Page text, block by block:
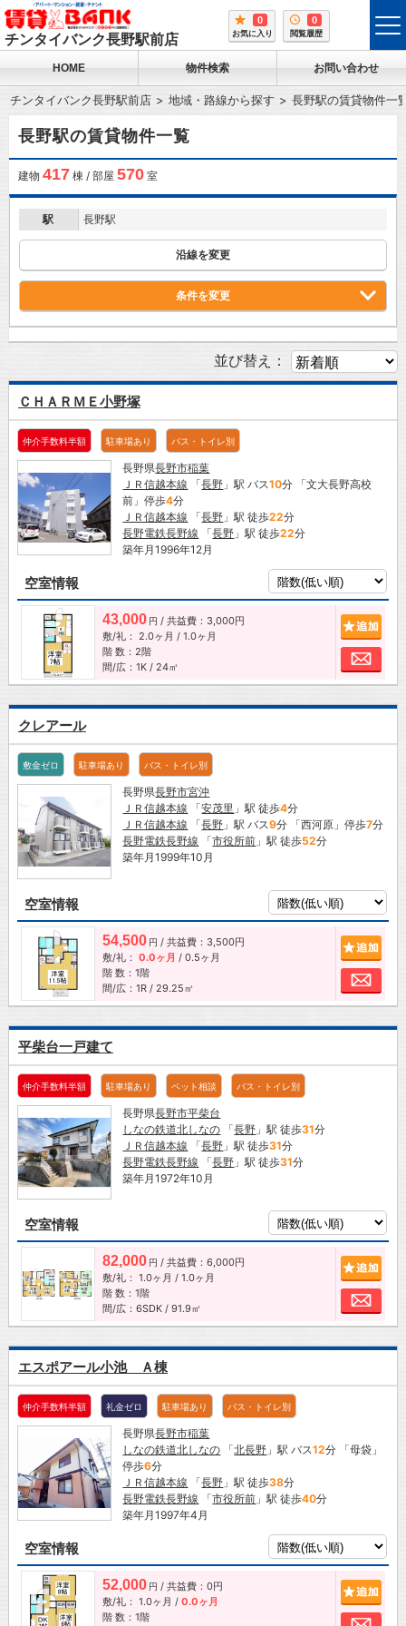
チンタイバンク長野駅前店
0
お気に入り
0
閲覧履歴
HOME 物件検索 お問い合わせ
チンタイバンク長野駅前店 地域・路線から探す 長野駅の賃貸物件一
長野駅の賃貸物件一覧
建物 417 棟 / 部屋 570室
駅 長野駅
沿線を変更
条件を変更
並び替え：
ＣＨＡＲＭＥ小野塚
仲介手数料半額 駐車場あり バス・トイレ別
長野県長野市稲葉
ＪＲ信越本線 「長野 」駅 バス10分 「文大長野高校
前」停歩4分
ＪＲ信越本線 「長野 」駅 徒歩22分
長野電鉄長野線 「長野 」駅 徒歩22分
築年月1996年12月
空室情報
43,000 円 / 共益費：3,000円
敷/礼： 2.0ヶ月 / 1.0ヶ月
階 数：2階
間/広：1K / 24㎡
お
クレアール
敷金ゼロ 駐車場あり バス・トイレ別
長野県長野市宮沖
ＪＲ信越本線 「安茂里 」駅 徒歩4分
ＪＲ信越本線 「長野 」駅 バス9分 「西河原」停歩7分
長野電鉄長野線 「市役所前 」駅 徒歩52分
築年月1999年10月
空室情報
54,500 円 / 共益費：3,500円
敷/礼： 0.0ヶ月 / 0.5ヶ月
階 数：1階
間/広：1R / 29.25㎡
お
平柴台一戸建て
仲介手数料半額 駐車場あり ペット相談 バス・トイレ別
長野県長野市平柴台
しなの鉄道北しなの 「長野 」駅 徒歩31分
ＪＲ信越本線 「長野 」駅 徒歩31分
長野電鉄長野線 「長野 」駅 徒歩31分
築年月1972年10月
空室情報
82,000 円 / 共益費：6,000円
敷/礼： 1.0ヶ月 / 1.0ヶ月
階 数：1階
間/広：6SDK / 91.9㎡
お
エスポアール小池 Ａ棟
仲介手数料半額 礼金ゼロ 駐車場あり バス・トイレ別
長野県長野市稲葉
しなの鉄道北しなの 「北長野 」駅 バス12分 「母袋」
停歩6分
ＪＲ信越本線 「長野 」駅 徒歩38分
長野電鉄長野線 「市役所前 」駅 徒歩40分
築年月1997年4月
空室情報
52,000 円 / 共益費：0円
敷/礼： 1.0ヶ月 / 0.0ヶ月
階 数：1階
お